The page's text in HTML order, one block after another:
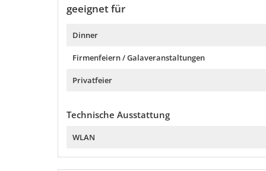
geeignet für
Dinner
Firmenfeiern / Galaveranstaltungen
Privatfeier
Technische Ausstattung
WLAN